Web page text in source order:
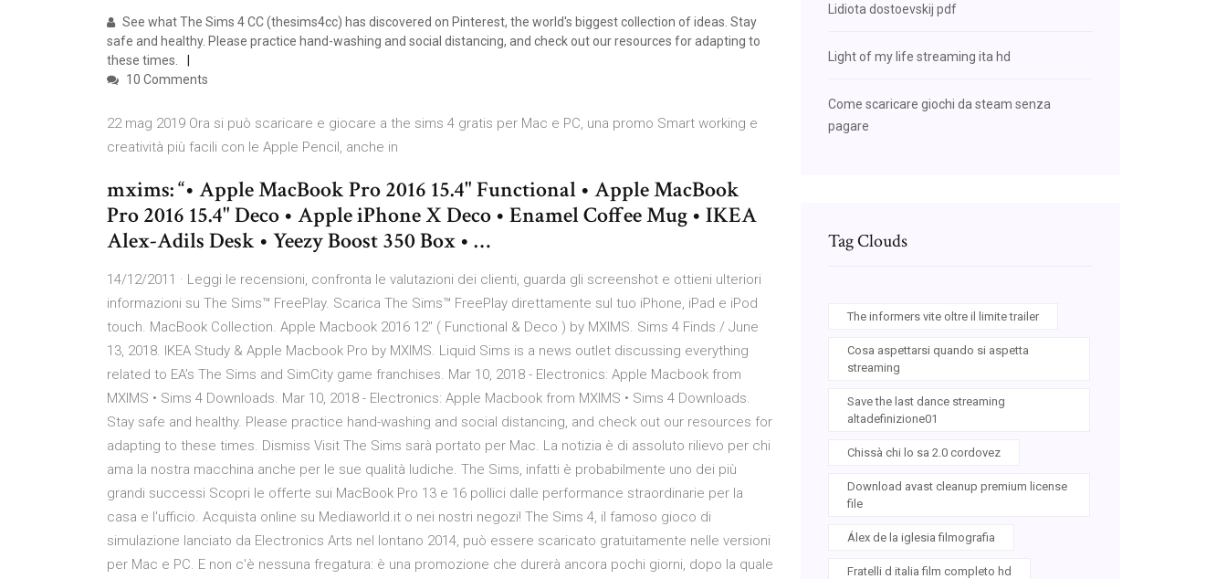
See what The Sims 4 CC (thesims4cc) has discovered on Pinterest, the world's biggest collection of ideas. Stay
safe and healthy. Please practice hand-washing and social distancing, and check out our resources for adapting to
these times.
10 Comments
22 mag 2019 Ora si può scaricare e giocare a the sims 4 gratis per Mac e PC, una promo Smart working e
creatività più facili con le Apple Pencil, anche in
mxims: “• Apple MacBook Pro 2016 15.4" Functional • Apple MacBook
Pro 2016 15.4" Deco • Apple iPhone X Deco • Enamel Coffee Mug • IKEA
Alex-Adils Desk • Yeezy Boost 350 Box • …
14/12/2011 · ‎Leggi le recensioni, confronta le valutazioni dei clienti, guarda gli screenshot e ottieni ulteriori
informazioni su The Sims™ FreePlay. Scarica The Sims™ FreePlay direttamente sul tuo iPhone, iPad e iPod
touch. MacBook Collection. Apple Macbook 2016 12″ ( Functional & Deco ) by MXIMS. Sims 4 Finds / June
13, 2018. IKEA Study & Apple Macbook Pro by MXIMS. Liquid Sims is a news outlet discussing everything
related to EA’s The Sims and SimCity game franchises. Mar 10, 2018 - Electronics: Apple Macbook from
MXIMS • Sims 4 Downloads. Mar 10, 2018 - Electronics: Apple Macbook from MXIMS • Sims 4 Downloads.
Stay safe and healthy. Please practice hand-washing and social distancing, and check out our resources for
adapting to these times. Dismiss Visit The Sims sarà portato per Mac. La notizia è di assoluto rilievo per chi
ama la nostra macchina anche per le sue qualità ludiche. The Sims, infatti è probabilmente uno dei più
grandi successi Scopri le offerte sui MacBook Pro 13 e 16 pollici dalle performance straordinarie per la
casa e l'ufficio. Acquista online su Mediaworld.it o nei nostri negozi! The Sims 4, il famoso gioco di
simulazione lanciato da Electronics Arts nel lontano 2014, può essere scaricato gratuitamente nelle versioni
per Mac e PC. E non c'è nessuna fregatura: è una promozione che durerà ancora pochi giorni, dopo la quale
Lidiota dostoevskij pdf
Light of my life streaming ita hd
Come scaricare giochi da steam senza
pagare
Tag Clouds
The informers vite oltre il limite trailer
Cosa aspettarsi quando si aspetta
streaming
Save the last dance streaming
altadefinizione01
Chissà chi lo sa 2.0 cordovez
Download avast cleanup premium license
file
Álex de la iglesia filmografia
Fratelli d italia film completo hd